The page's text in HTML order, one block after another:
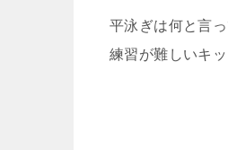
平泳ぎは何と言
練習が難しいキ